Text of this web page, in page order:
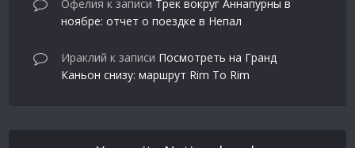
Офелия к записи Трек вокруг Аннапурны в
ноябре: отчет о поездке в Непал
Ираклий к записи Посмотреть на Гранд
Каньон снизу: маршрут Rim To Rim